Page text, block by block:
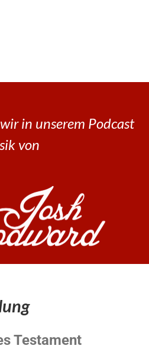
in unserem Podcast
von
Testament